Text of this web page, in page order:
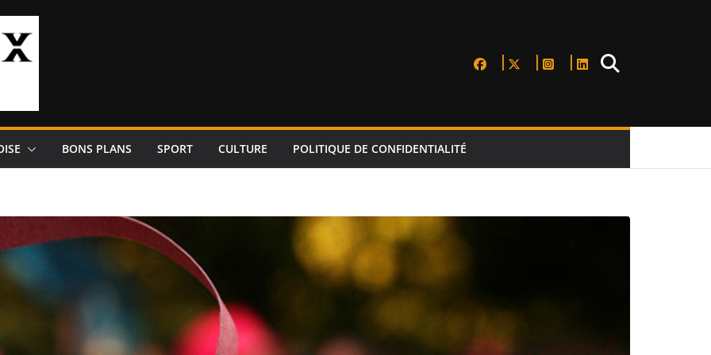
BONS PLANS SPORT CULTURE POLITIQUE DE CONFIDENTIALITÉ